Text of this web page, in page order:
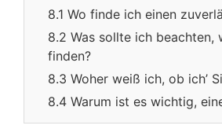
8.1 Wo finde ich einen
8.2 Was sollte ich beachten,
finden?
8.3 Woher weiß ich, ob ich’
8.4 Warum ist es wichtig,